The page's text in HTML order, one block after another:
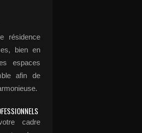
résidence
bien en
espaces
afin de
cadre